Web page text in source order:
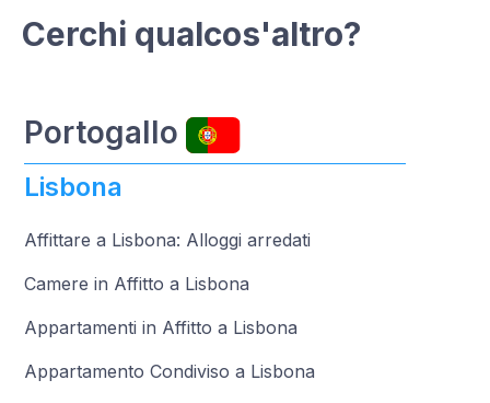
Cerchi qualcos'altro?
Portogallo
Lisbona
Affittare a Lisbona: Alloggi arredati
Camere in Affitto a Lisbona
Appartamenti in Affitto a Lisbona
Appartamento Condiviso a Lisbona